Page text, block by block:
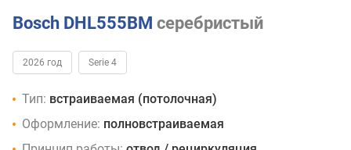
Bosch DHL555BM серебристый
2026 год Serie 4
Тип: встраиваемая (потолочная)
Оформление: полновстраиваемая